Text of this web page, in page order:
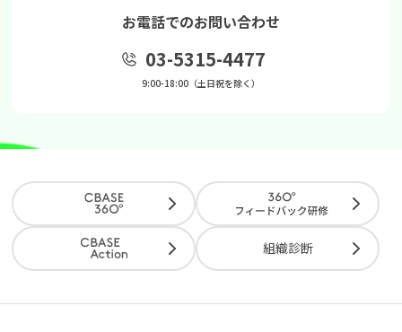
お電話でのお問い合わせ
03-5315-4477
9:00-18:00（土日祝を除く）
組織診断